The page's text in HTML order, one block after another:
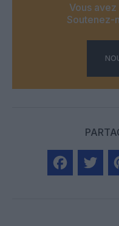
Vous
Soutenez-